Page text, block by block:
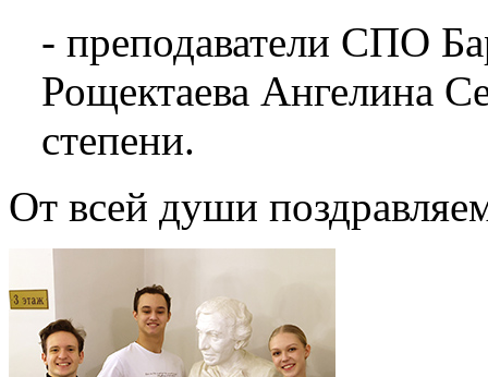
- преподаватели СПО
Рощектаева Ангелина
степени.
От всей души